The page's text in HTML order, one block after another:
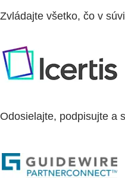
Zvládajte všetko, čo v
Odosielajte, podpisujte a